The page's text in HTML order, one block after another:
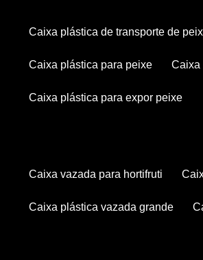
caixa plástica de transporte de
caixa plástica para peixe
caixa plástica para expor peixe
caixa vazada para hortifruti
caixa plástica vazada grande